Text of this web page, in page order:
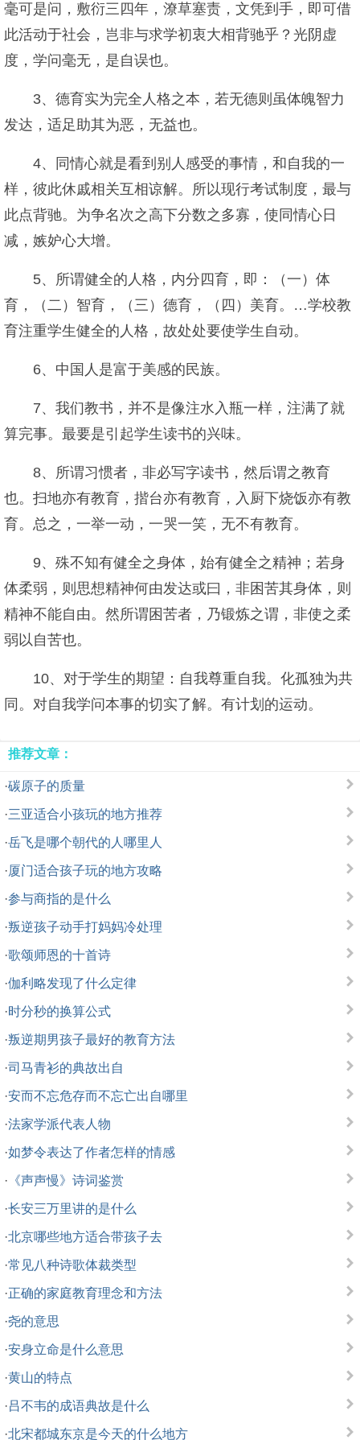
毫可是问，敷衍三四年，潦草塞责，文凭到手，即可借
此活动于社会，岂非与求学初衷大相背驰乎？光阴虚
度，学问毫无，是自误也。
3、德育实为完全人格之本，若无德则虽体魄智力
发达，适足助其为恶，无益也。
4、同情心就是看到别人感受的事情，和自我的一
样，彼此休戚相关互相谅解。所以现行考试制度，最与
此点背驰。为争名次之高下分数之多寡，使同情心日
减，嫉妒心大增。
5、所谓健全的人格，内分四育，即：（一）体
育，（二）智育，（三）德育，（四）美育。…学校教
育注重学生健全的人格，故处处要使学生自动。
6、中国人是富于美感的民族。
7、我们教书，并不是像注水入瓶一样，注满了就
算完事。最要是引起学生读书的兴味。
8、所谓习惯者，非必写字读书，然后谓之教育
也。扫地亦有教育，揩台亦有教育，入厨下烧饭亦有教
育。总之，一举一动，一哭一笑，无不有教育。
9、殊不知有健全之身体，始有健全之精神；若身
体柔弱，则思想精神何由发达或曰，非困苦其身体，则
精神不能自由。然所谓困苦者，乃锻炼之谓，非使之柔
弱以自苦也。
10、对于学生的期望：自我尊重自我。化孤独为共
同。对自我学问本事的切实了解。有计划的运动。
推荐文章：
·碳原子的质量
·三亚适合小孩玩的地方推荐
·岳飞是哪个朝代的人哪里人
·厦门适合孩子玩的地方攻略
·参与商指的是什么
·叛逆孩子动手打妈妈冷处理
·歌颂师恩的十首诗
·伽利略发现了什么定律
·时分秒的换算公式
·叛逆期男孩子最好的教育方法
·司马青衫的典故出自
·安而不忘危存而不忘亡出自哪里
·法家学派代表人物
·如梦令表达了作者怎样的情感
· 《声声慢》诗词鉴赏
·长安三万里讲的是什么
·北京哪些地方适合带孩子去
·常见八种诗歌体裁类型
·正确的家庭教育理念和方法
·尧的意思
·安身立命是什么意思
·黄山的特点
·吕不韦的成语典故是什么
·北宋都城东京是今天的什么地方